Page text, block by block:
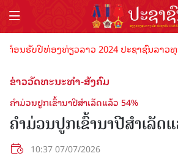
ຮັບປີທ່ອງທ່ຽວລາວ 2024 ປະຊາຊົນລາວທຸກ
ຂ່າວວັດທະນະທຳ-ສັງຄົມ
ຄໍາມ່ວນປູກເຂົ້ານາປີສຳ​ເລັດແລ້ວ 54%
ຄໍາມ່ວນປູກເຂົ້ານາປີສຳ​ເລັດ
10:37 07/07/2026